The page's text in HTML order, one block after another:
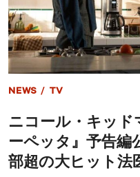
た
新
し
い
人
生
『ス
カ
ー
ペ
ッ
タ』
華
ャ
ス
ト
で
ア
NEWS / TV
ニコール・キッド
ーペッタ』予告編
部超の大ヒット法